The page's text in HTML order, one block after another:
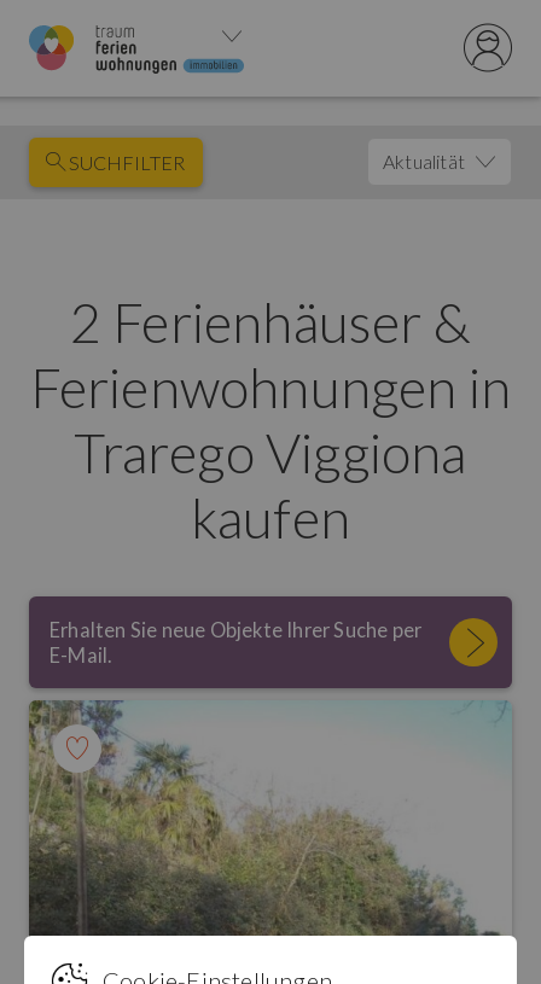
SUCHFILTER Aktualität
2 Ferienhäuser &
Ferienwohnungen in
Trarego Viggiona
kaufen
Erhalten Sie neue Objekte Ihrer Suche per
E-Mail.